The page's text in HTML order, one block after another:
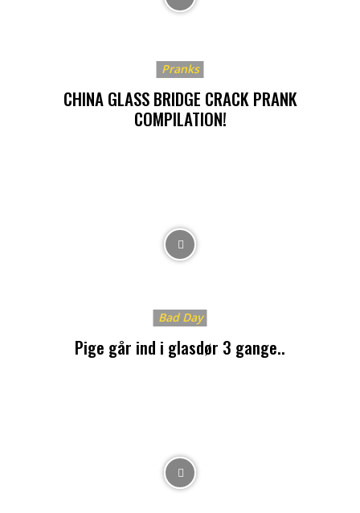
Pranks
CHINA GLASS BRIDGE CRACK PRANK
COMPILATION!
Bad Day
Pige går ind i glasdør 3 gange..